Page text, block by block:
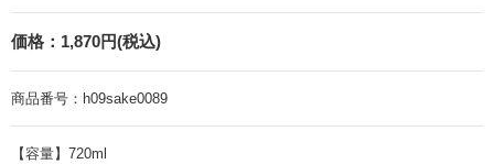
価格： 1,870円(税込)
商品番号： h09sake0089
【容量】720ml